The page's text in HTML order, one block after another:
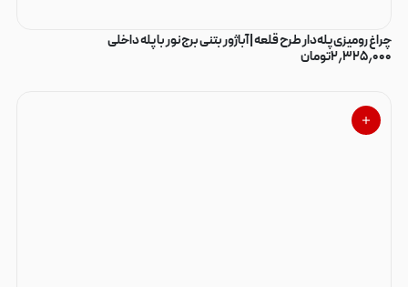
چراغ رومیزی پله‌دار طرح قلعه | آباژور بتنی برج‌نور با پله داخلی
۲٫۳۲۵٫۰۰۰تومان